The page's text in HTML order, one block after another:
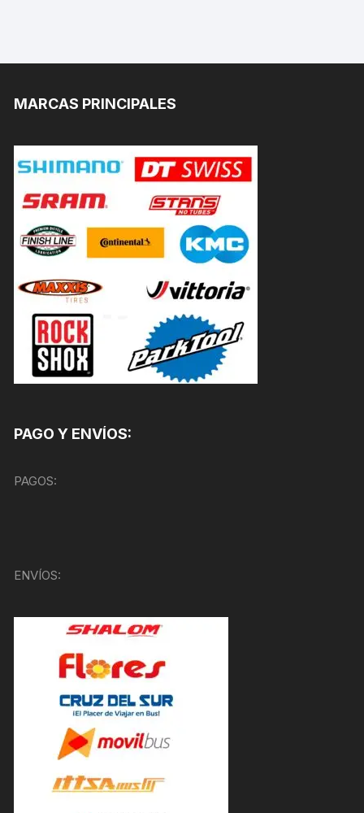
MARCAS PRINCIPALES
PAGO Y ENVÍOS:
PAGOS:
ENVÍOS: